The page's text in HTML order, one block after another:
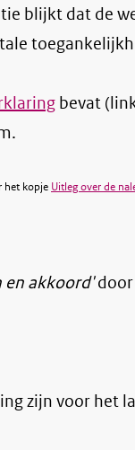
bevat
het kopje Uitleg over de
en akkoord'door
zijn voor het